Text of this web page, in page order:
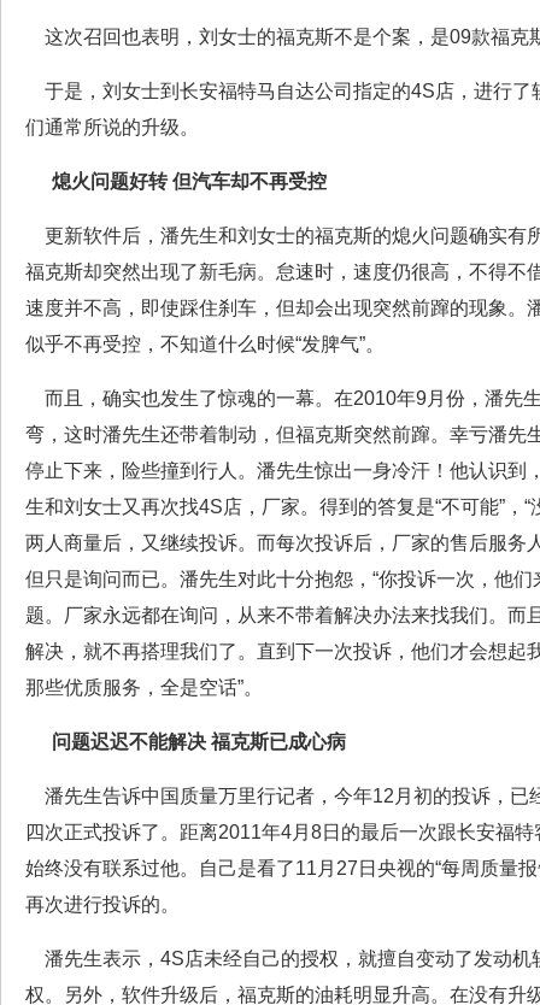
这次召回也表明，刘女士的福克斯不是个案，是09款福克
于是，刘女士到长安福特马自达公司指定的4S店，进行了
们通常所说的升级。
熄火问题好转 但汽车却不再受控
更新软件后，潘先生和刘女士的福克斯的熄火问题确实有
福克斯却突然出现了新毛病。怠速时，速度仍很高，不得不
速度并不高，即使踩住刹车，但却会出现突然前蹿的现象。
似乎不再受控，不知道什么时候“发脾气”。
而且，确实也发生了惊魂的一幕。在2010年9月份，潘先
弯，这时潘先生还带着制动，但福克斯突然前蹿。幸亏潘先
停止下来，险些撞到行人。潘先生惊出一身冷汗！他认识到
生和刘女士又再次找4S店，厂家。得到的答复是“不可能”，
两人商量后，又继续投诉。而每次投诉后，厂家的售后服务
但只是询问而已。潘先生对此十分抱怨，“你投诉一次，他
题。厂家永远都在询问，从来不带着解决办法来找我们。而
解决，就不再搭理我们了。直到下一次投诉，他们才会想起
那些优质服务，全是空话”。
问题迟迟不能解决 福克斯已成心病
潘先生告诉中国质量万里行记者，今年12月初的投诉，已
四次正式投诉了。距离2011年4月8日的最后一次跟长安福
始终没有联系过他。自己是看了11月27日央视的“每周质量
再次进行投诉的。
潘先生表示，4S店未经自己的授权，就擅自变动了发动机
权。另外，软件升级后，福克斯的油耗明显升高。在没有升